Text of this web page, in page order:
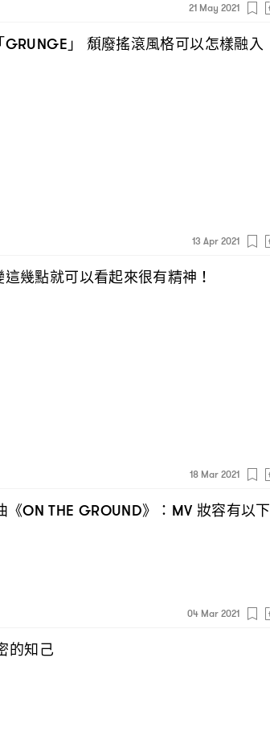
21 May 2021
GRUNGE 」
頹廢搖滾風格可以怎樣融入
13 Apr 2021
這幾點就可以看起來很有精神 ！
18 Mar 2021
《ON THE GROUND》 ：MV 妝容有以下
04 Mar 2021
的知己